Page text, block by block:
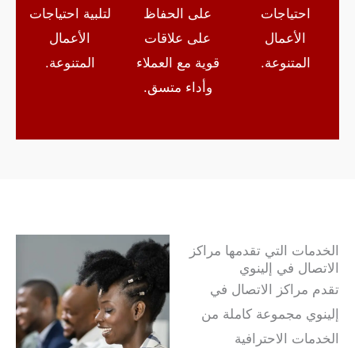
احتياجات
الأعمال
المتنوعة.
على الحفاظ
على علاقات
قوية مع العملاء
وأداء متسق.
لتلبية احتياجات
الأعمال
المتنوعة.
الخدمات التي تقدمها مراكز
الاتصال في إلينوي
تقدم مراكز الاتصال في
إلينوي مجموعة كاملة من
الخدمات الاحترافية